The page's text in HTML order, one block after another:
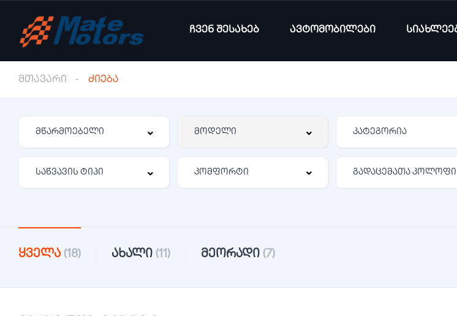
ჩვენ შესახებ ავტომობილები
მთავარი ძიება
კომფორტი
ყველა (18) ახალი (11) მეორადი (7)